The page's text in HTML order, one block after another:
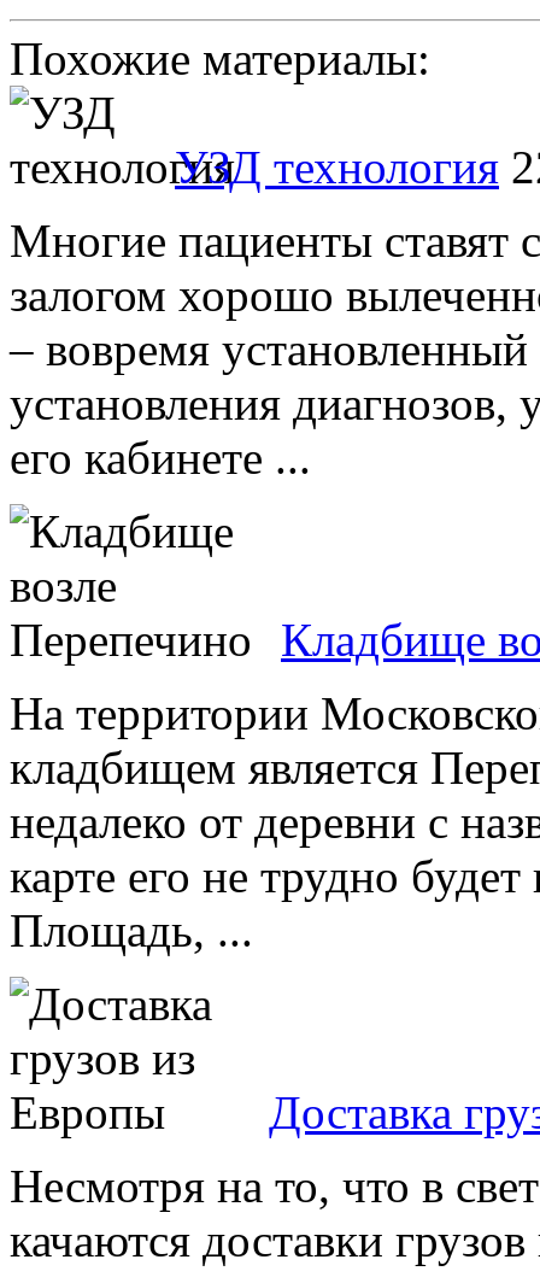
Похожие материалы:
УЗД технология
Многие пациенты ставят
залогом хорошо
– вовремя
установления диагнозов,
его кабинете ...
Кладбище
На территории
кладбищем является
недалеко от деревни с
карте его не трудно
Площадь, ...
Доставка
Несмотря на то, что в
качаются доставки